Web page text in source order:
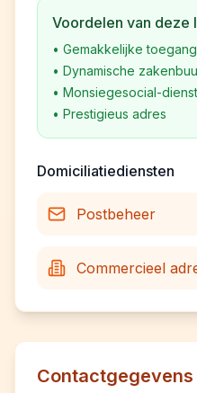
Voordelen van deze
• Gemakkelijke
• Dynamische
• Monsiegesocial-
• Prestigieus adres
Domiciliatiediensten
Postbeheer
Commercieel
Contactgegevens